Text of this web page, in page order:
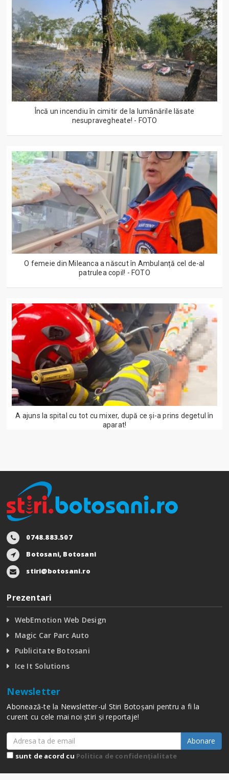
Încă un incendiu în cimitir de la lumânările lăsate
nesupravegheate! - FOTO
O femeie din Mileanca a născut în Ambulanță cel de-al
patrulea copil! - FOTO
A ajuns la spital cu tot cu mixer, după ce și-a prins degetul în
aparat!
0748.883.507
Botosani, Botosani
stiri@botosani.ro
Prezentari
WebEmotion Web Design
Magic Car Parc Auto
Publicitate Botosani
Ice It Solutions
Newsletter
Abonează-te la Newsletter-ul Stiri Botoșani pentru a fi la
curent cu cele mai noi știri și reportaje!
Abonare
sunt de acord cu Politica de confidențialitate